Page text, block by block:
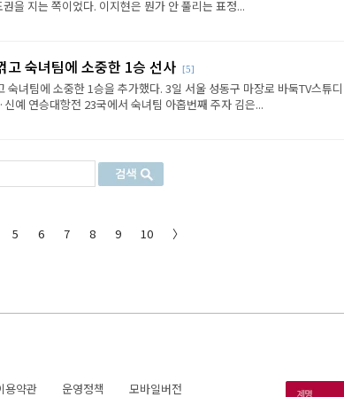
을 지는 쪽이었다. 이지현은 뭔가 안 풀리는 표정...
숙녀팀에 소중한 1승 선사 [5]
숙녀팀에 소중한 1승을 추가했다. 3일 서울 성동구 마장로 바둑TV스튜
예 연승대항전 23국에서 숙녀팀 아홉번째 주자 김은...
5 6 7 8 9 10 〉
용약관 운영정책 모바일버전